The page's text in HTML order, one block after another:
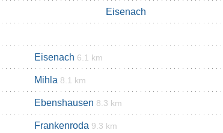
Eisenach
Eisenach 6.1 km
Mihla 8.1 km
Ebenshausen 8.3 km
Frankenroda 9.3 km